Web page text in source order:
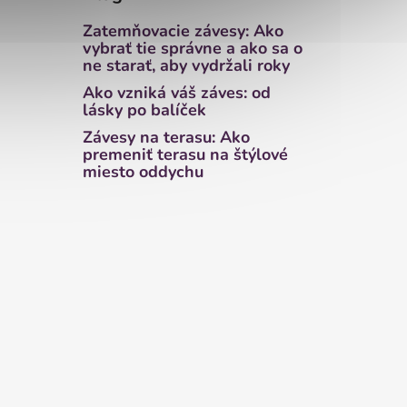
Zatemňovacie závesy: Ako
vybrať tie správne a ako sa o
ne starať, aby vydržali roky
Ako vzniká váš záves: od
lásky po balíček
Závesy na terasu: Ako
premeniť terasu na štýlové
miesto oddychu